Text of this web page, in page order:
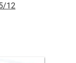
12